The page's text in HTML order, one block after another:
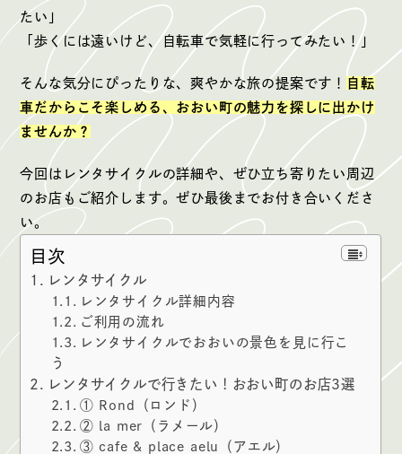
たい」
「歩くには遠いけど、自転車で気軽に行ってみたい！」
そんな気分にぴったりな、爽やかな旅の提案です！
自転
車だからこそ楽しめる、おおい町の魅力を探しに出かけ
ませんか？
今回はレンタサイクルの詳細や、ぜひ立ち寄りたい周辺
のお店もご紹介します。ぜひ最後までお付き合いくださ
い。
目次
レンタサイクル
レンタサイクル詳細内容
ご利用の流れ
レンタサイクルでおおいの景色を見に行こ
う
レンタサイクルで行きたい！おおい町のお店3選
① Rond（ロンド）
② la mer（ラメール）
③ cafe & place aelu（アエル）